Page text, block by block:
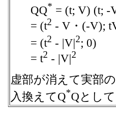
QQ* = (t; V) (t; -
= (t2 - V・(-V);
= (t2 - |V|2; 0)
= t2 - |V|2
虚部が消えて実部
入換えてQ*Qとし